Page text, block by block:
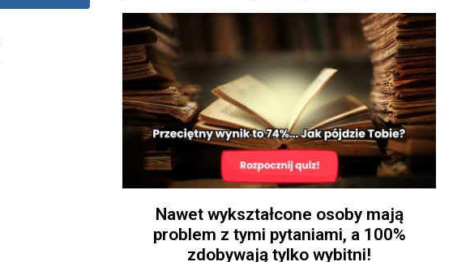
Nawet wykształcone osoby mają
problem z tymi pytaniami, a 100%
zdobywają tylko wybitni!